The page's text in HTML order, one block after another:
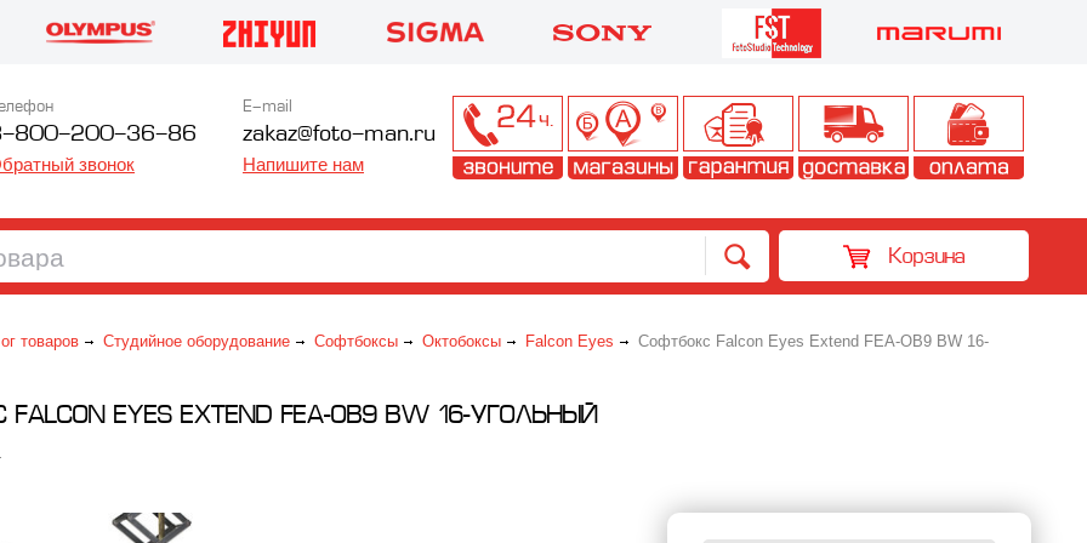
800-200-36-86
звонок
E-mail
zakaz@foto-man.ru
Напишите нам
Корзина
товаров Студийное оборудование Софтбоксы Октобоксы Falcon Eyes Софтбокс Falcon Eyes Extend FEA-OB9 BW 16-
EYES EXTEND FEA-OB9 BW 16-УГОЛЬНЫЙ